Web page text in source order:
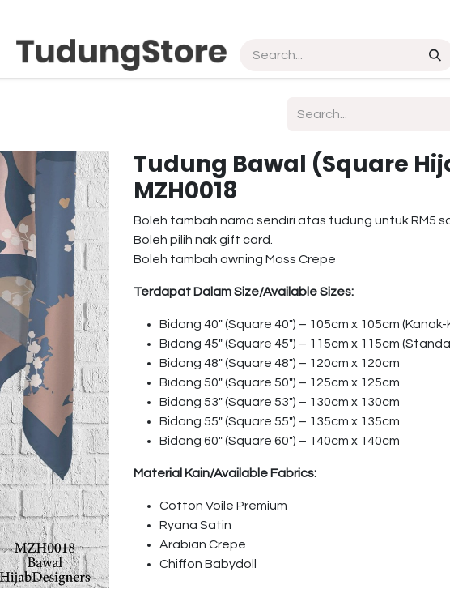
About Us Contact us
Tudung Bawal (Square
MZH0018
Boleh tambah nama sendiri atas tudung untuk RM5
Boleh pilih nak gift card.
Boleh tambah awning Moss Crepe
Terdapat Dalam Size/Available Sizes:
Bidang 40″ (Square 40″) – 105cm x 105cm (Kanak-
Bidang 45″ (Square 45″) – 115cm x 115cm
Bidang 48″ (Square 48″) – 120cm x 120cm
Bidang 50″ (Square 50″) – 125cm x 125cm
Bidang 53″ (Square 53″) – 130cm x 130cm
Bidang 55″ (Square 55″) – 135cm x 135cm
Bidang 60″ (Square 60″) – 140cm x 140cm
Material Kain/Available Fabrics:
Cotton Voile Premium
Ryana Satin
Arabian Crepe
Chiffon Babydoll